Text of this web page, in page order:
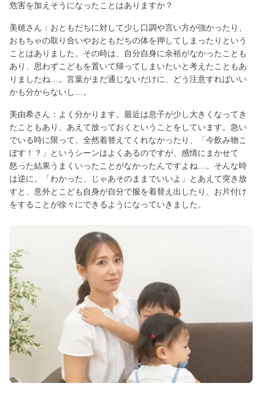
危害を加えそうになったことはありますか？
美穂さん：おともだちに対して少し口調や言い方が強かったり、
おもちゃの取り合いやおともだちの体を押してしまったりという
ことはありました。その時は、自分自身に余裕がなかったことも
あり、思わずこどもを置いて帰ってしまいたいと考えたこともあ
りましたね…。言葉がまだ通じないだけに、どう注意すればいい
かも分からないし…。
美由希さん：よく分かります。最近は息子が少し大きくなってき
たこともあり、あえて放っておくということをしています。急い
でいる時に限って、全然着替えてくれなかったり、「今飲み物こ
ぼす！？」というシーンはよくあるのですが、感情にまかせて
怒った結果うまくいったことがなかったんですよね…。そんな時
は逆に、「わかった、じゃあそのままでいいよ」とあえて突き放
すと、意外とこども自身が自分で服を着替え出したり、お片付け
をすることが徐々にできるようになっていきました。